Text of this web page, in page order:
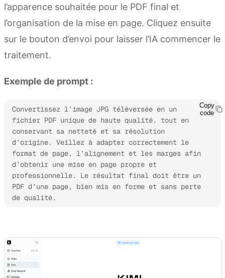
l’apparence souhaitée pour le PDF final et
l’organisation de la mise en page. Cliquez ensuite
sur le bouton d’envoi pour laisser l’IA commencer le
traitement.
Exemple de prompt :
Convertissez l’image JPG téléversée en un
fichier PDF unique de haute qualité, tout en
conservant sa netteté et sa résolution
d’origine. Veillez à adapter correctement le
format de page, l’alignement et les marges afin
d’obtenir une mise en page propre et
professionnelle. Le résultat final doit être un
PDF d’une page, bien mis en forme et sans perte
de qualité.
Copy
code